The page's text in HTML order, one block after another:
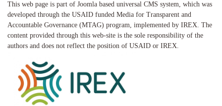
This web page is part of Joomla based universal CMS system, which was
developed through the USAID funded Media for Transparent and
Accountable Governance (MTAG) program, implemented by IREX. The
content provided through this web-site is the sole responsibility of the
authors and does not reflect the position of USAID or IREX.